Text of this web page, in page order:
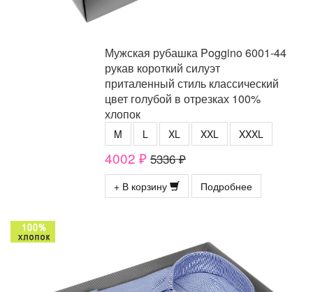
Мужская рубашка Poggino 6001-44
рукав короткий силуэт
приталенный стиль классический
цвет голубой в отрезках 100%
хлопок
M L XL XXL XXXL
4002 ₽ 5336 ₽
+ В корзину Подробнее